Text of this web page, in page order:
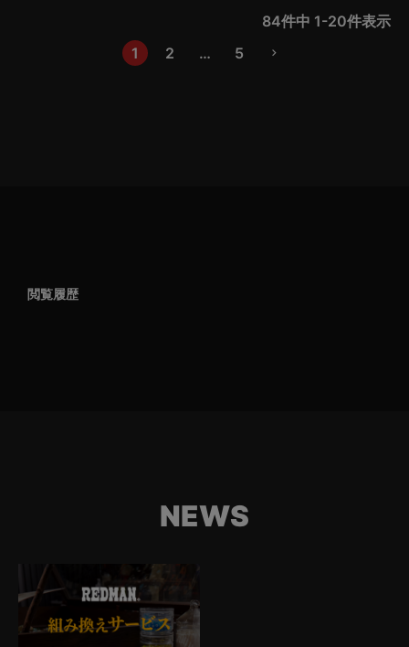
84件中 1-20件表示
1
2 … 5
閲覧履歴
NEWS